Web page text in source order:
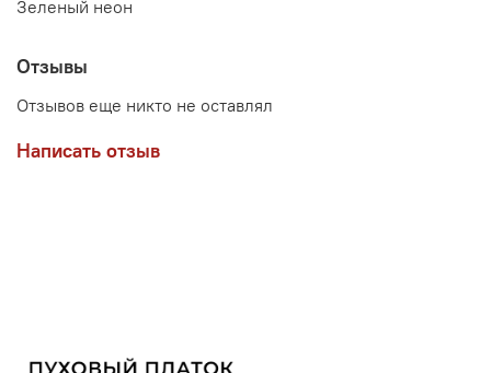
Зеленый неон
Отзывы
Отзывов еще никто не оставлял
Написать отзыв